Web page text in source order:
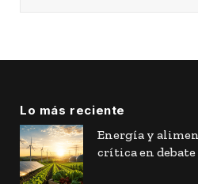
Lo más reciente
Energía y
crítica en debate